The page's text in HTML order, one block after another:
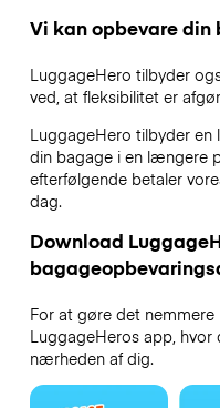
Vi kan opbevare
LuggageHero tilbyder
ved, at fleksibilitet er
LuggageHero tilbyder en
din bagage i en længere
efterfølgende betaler
dag.
Download
For at gøre det
LuggageHeros app, hvor
nærheden af dig.